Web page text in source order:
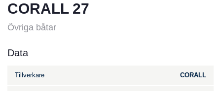
CORALL 27
Övriga båtar
Data
Tillverkare CORALL